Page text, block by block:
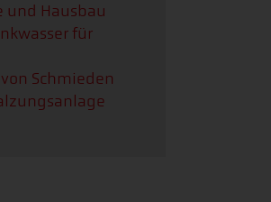
und Hausbau
für
Schmieden